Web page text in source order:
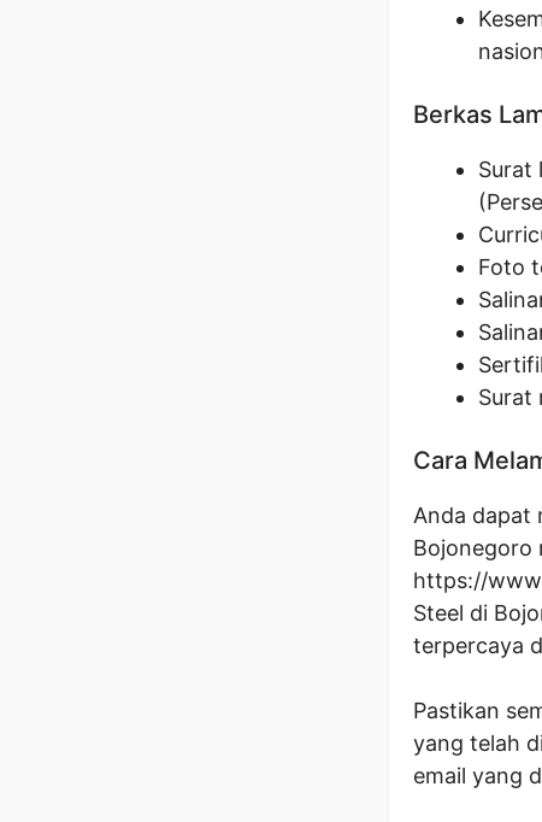
Berkas
Surat
Foto
Surat
Cara
Anda dapat
Bojonegoro
https://
Steel di
terpercaya
Pastikan
yang telah
email yang